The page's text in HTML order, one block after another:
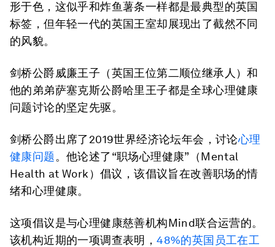
形于色，这似乎和炸鱼薯条一样都是最典型的英国
标签，但年轻一代的英国王室却展现出了截然不同
的风貌。
剑桥公爵威廉王子（英国王位第二顺位继承人）和
他的弟弟萨塞克斯公爵哈里王子都是全球心理健康
问题讨论的坚定先驱。
剑桥公爵出席了2019世界经济论坛年会，讨论心理
健康问题。他论述了“职场心理健康”（Mental
Health at Work）倡议，该倡议旨在改善职场的情
绪和心理健康。
这项倡议是与心理健康慈善机构Mind联合运营的。
该机构近期的一项调查表明，48%的英国员工在工